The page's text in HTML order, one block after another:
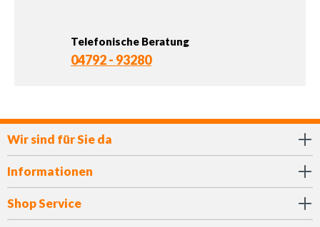
Telefonische Beratung
04792 - 93280
Wir sind für Sie da
Informationen
Shop Service